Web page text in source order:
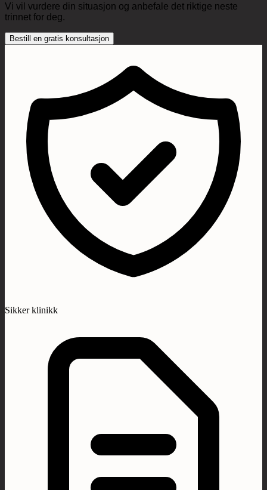
Vi vil vurdere din situasjon og anbefale det riktige neste
trinnet for deg.
Bestill en gratis konsultasjon
Sikker klinikk